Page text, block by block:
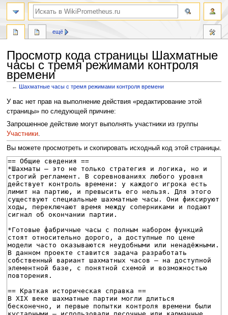
Просмотр кода страницы Шахматные
часы с тремя режимами контроля
времени
←Шахматные часы с тремя режимами контроля времени
Перейти
к
навигации
Перейти
к
поиску
У вас нет прав на выполнение действия «редактирование этой
страницы» по следующей причине:
Запрошенное действие могут выполнять участники из группы
Участники.
Вы можете просмотреть и скопировать исходный код этой страницы.
ещё
поиск